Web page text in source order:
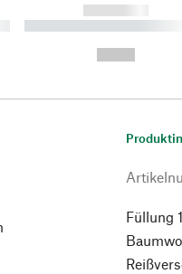
------------
----------- -----------
Füllung